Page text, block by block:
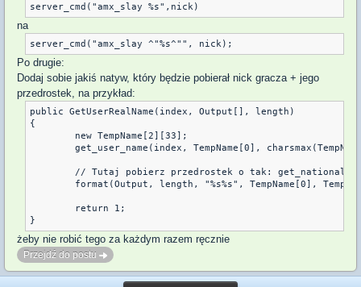
na
Po drugie:
Dodaj sobie jakiś natyw, który będzie pobierał nick gracza + jego
przedrostek, na przykład:
public GetUserRealName(index, Output[], length)
{
żeby nie robić tego za każdym razem ręcznie
Przejdź do postu